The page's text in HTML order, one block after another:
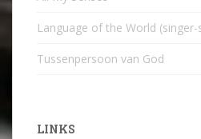
Language of the World
Tussenpersoon van God
LINKS